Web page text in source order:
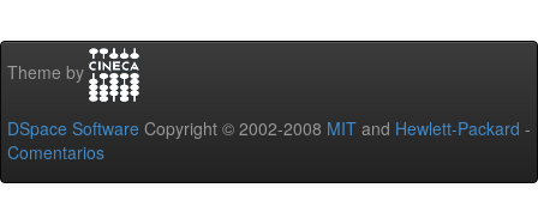
Theme by
DSpace Software Copyright © 2002-2008 MIT and Hewlett-Packard -
Comentarios